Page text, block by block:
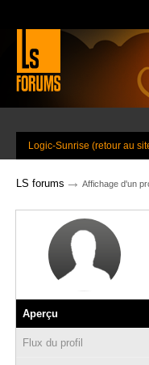
Logic-Sunrise (retour au
LS forums → Affichage d'un
Aperçu
Flux du profil